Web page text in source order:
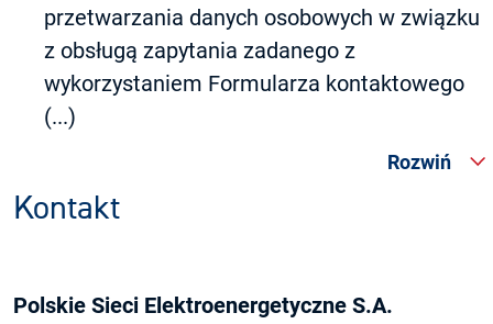
przetwarzania danych osobowych w związku
z obsługą zapytania zadanego z
wykorzystaniem Formularza kontaktowego
(...)
Rozwiń
Kontakt
Polskie Sieci Elektroenergetyczne S.A.